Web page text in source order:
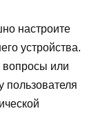
настроите
устройства.
вопросы или
пользователя